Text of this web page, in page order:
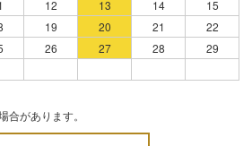
12 13 14
15
19 20 21
22
26 27 28
29
があります。